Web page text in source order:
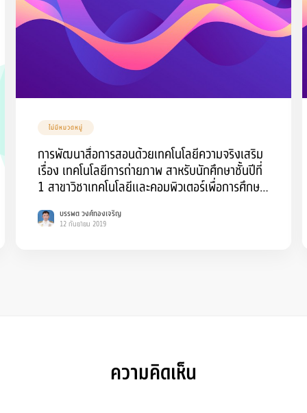
ไม่มีหมวดหมู่
การพัฒนาสื่อการสอนด้วยเทคโนโลยีความจริงเสริม
เรื่อง เทคโนโลยีการถ่ายภาพ สาหรับนักศึกษาชั้นปีที่
1 สาขาวิชาเทคโนโลยีและคอมพิวเตอร์เพื่อการศึกษา
Development of Instruction Media by
บรรพต วงศ์ทองเจริญ
12 กันยายน 2019
ความคิดเห็น